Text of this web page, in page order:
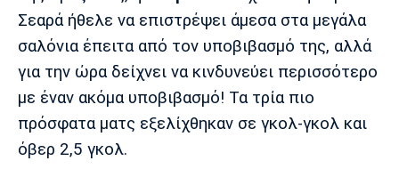
Πολιτισμός
Τραγούδια
Cine Spot
Running
Πρόγραμμα TV
Ιωνικός Κηφισιά Πανσερραϊκός
Σεαρά ήθελε να επιστρέψει άμεσα στα μεγάλα
σαλόνια έπειτα από τον υποβιβασμό της, αλλά
για την ώρα δείχνει να κινδυνεύει περισσότερο
με έναν ακόμα υποβιβασμό! Τα τρία πιο
πρόσφατα ματς εξελίχθηκαν σε γκολ-γκολ και
όβερ 2,5 γκολ.